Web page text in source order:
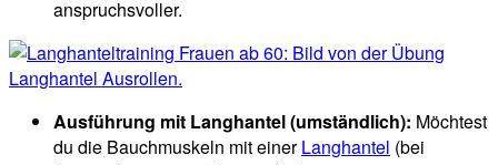
anspruchsvoller.
Ausführung mit Langhantel (umständlich): Möchtest
du die Bauchmuskeln mit einerLanghantel (bei